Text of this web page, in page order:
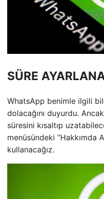
SÜRE
WhatsApp benimle ilgili
dolacağını duyurdu.
süresini kısaltıp
menüsündeki “Hakkımda
kullanacağız.